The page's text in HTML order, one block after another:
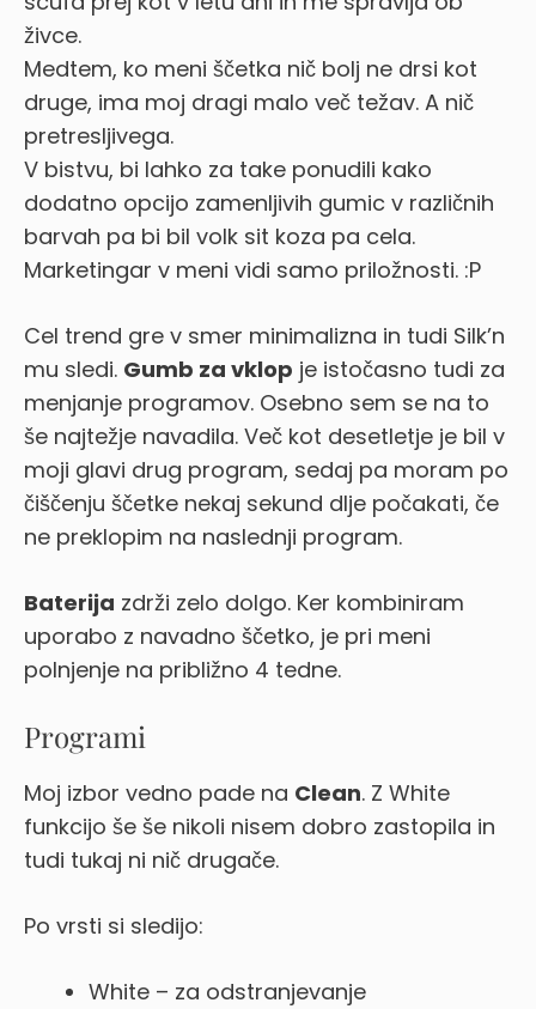
živce.
Medtem, ko meni ščetka nič bolj ne drsi kot
druge, ima moj dragi malo več težav. A nič
pretresljivega.
V bistvu, bi lahko za take ponudili kako
dodatno opcijo zamenljivih gumic v različnih
barvah pa bi bil volk sit koza pa cela.
Marketingar v meni vidi samo priložnosti. :P
Cel trend gre v smer minimalizna in tudi Silk’n
mu sledi. Gumb za vklop je istočasno tudi za
menjanje programov. Osebno sem se na to
še najtežje navadila. Več kot desetletje je bil v
moji glavi drug program, sedaj pa moram po
čiščenju ščetke nekaj sekund dlje počakati, če
ne preklopim na naslednji program.
Baterija zdrži zelo dolgo. Ker kombiniram
uporabo z navadno ščetko, je pri meni
polnjenje na približno 4 tedne.
Programi
Moj izbor vedno pade na Clean. Z White
funkcijo še še nikoli nisem dobro zastopila in
tudi tukaj ni nič drugače.
Po vrsti si sledijo:
White – za odstranjevanje